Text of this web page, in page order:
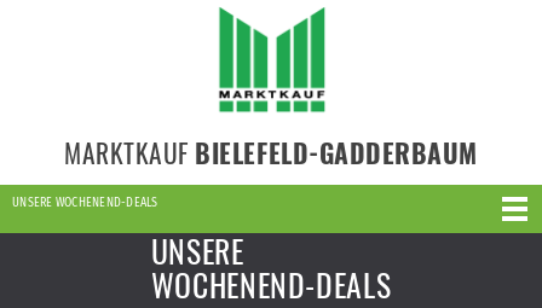
MARKTKAUF BIELEFELD-GADDERBAUM
UNSERE WOCHENEND-DEALS
UNSERE
WOCHENEND-DEALS